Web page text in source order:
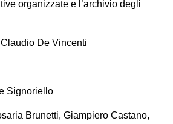
organizzate e l’archivio degli
De Vincenti
Signoriello
Brunetti, Giampiero Castano,